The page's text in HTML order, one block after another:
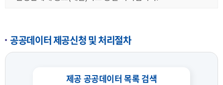
공공데이터 제공신청 및 처리절차
제공 공공데이터 목록 검색